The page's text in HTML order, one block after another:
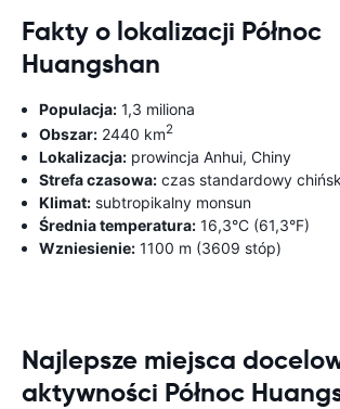
Fakty o lokalizacji Północ
Huangshan
Populacja: 1,3 miliona
Obszar: 2440 km2
Lokalizacja: prowincja Anhui, Chiny
Strefa czasowa: czas standardowy
Klimat: subtropikalny monsun
Średnia temperatura: 16,3°C (61,3°F)
Wzniesienie: 1100 m (3609 stóp)
Najlepsze miejsca
aktywności Północ